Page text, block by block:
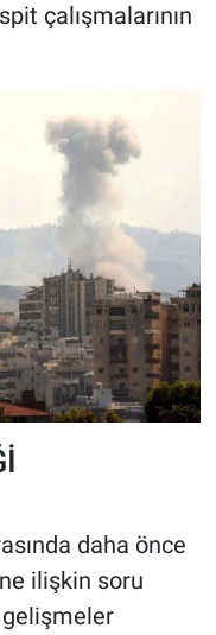
çalışmalarının
daha önce
ilişkin soru
gelişmeler